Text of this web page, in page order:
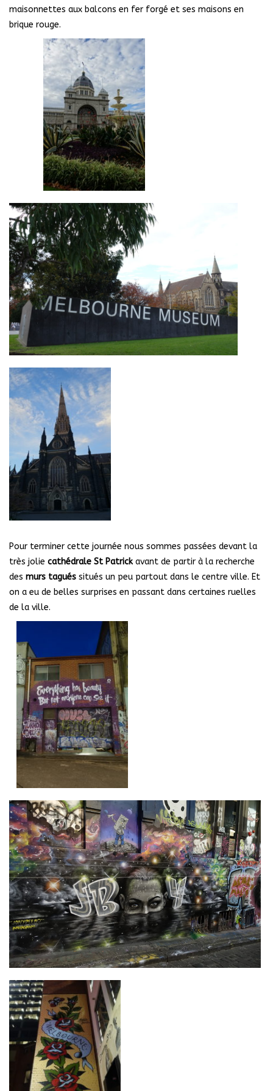
maisonnettes aux balcons en fer forgé et ses maisons en
brique rouge.
Pour terminer cette journée nous sommes passées devant la
très jolie cathédrale St Patrick avant de partir à la recherche
des murs tagués situés un peu partout dans le centre ville. Et
on a eu de belles surprises en passant dans certaines ruelles
de la ville.